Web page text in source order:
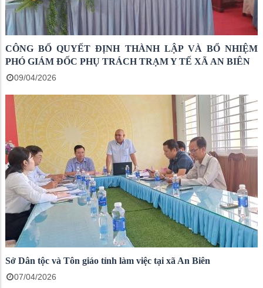
CÔNG BỐ QUYẾT ĐỊNH THÀNH LẬP VÀ BỔ NHIỆM
PHÓ GIÁM ĐỐC PHỤ TRÁCH TRẠM Y TẾ XÃ AN BIÊN
09/04/2026
Sở Dân tộc và Tôn giáo tỉnh làm việc tại xã An Biên
07/04/2026